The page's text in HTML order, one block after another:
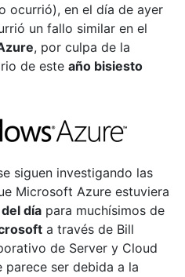
ocurrió), en el día de ayer
un fallo similar en el
, por culpa de la
de este año bisiesto
siguen investigando las
Microsoft Azure estuviera
día para muchísimos de
a través de Bill
de Server y Cloud
parece ser debida a la